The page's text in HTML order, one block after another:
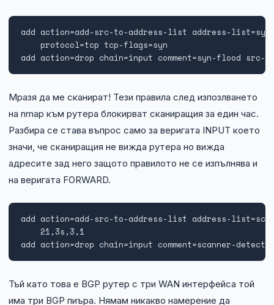
add action=add-src-to-address-list address-
    protocol=tcp tcp-flags=syn
add action=drop chain=input comment=syn-flood
Мразя да ме сканират! Тези правила след изпозлването
на nmap към рутера блокирват сканиращия за един час.
Разбира се става въпрос само за веригата INPUT което
значи, че сканиращия не вижда рутера но вижда
адресите зад него защото правилото не се изпълнява и
на веригата FORWARD.
add action=add-src-to-address-list address-
    21,3s,3,1
add action=drop chain=input comment=scanner-
Тъй като това е BGP рутер с три WAN интерфейса той
има три BGP пиъра. Нямам никакво намерение да